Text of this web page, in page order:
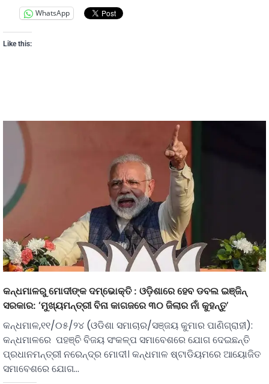
WhatsApp
Like this:
କନ୍ଧମାଳରୁ ମୋଦୀଙ୍କ ଦମ୍ଭୋକ୍ତି : ଓଡ଼ିଶାରେ ହେବ ଡବଲ ଇଞ୍ଜିନ୍‌‌
ସରକାର: ‘ମୁଖ୍ୟମନ୍ତ୍ରୀ ବିନା କାଗଜରେ ୩୦ ଜିଲାର ନାଁ କୁହନ୍ତୁ’
କନ୍ଧମାଳ,୧୧/୦୫/୨୪ (ଓଡିଶା ସମାଚାର/ସଞ୍ଜୟ କୁମାର ପାଣିଗ୍ରାହୀ):
କନ୍ଧମାଳରେ ପହଞ୍ଚି ବିଜୟ ସଂକଳ୍ପ ସମାବେଶରେ ଯୋଗ ଦେଇଛନ୍ତି
ପ୍ରଧାନମନ୍ତ୍ରୀ ନରେନ୍ଦ୍ର ମୋଦୀ। କନ୍ଧମାଳ ଷ୍ଟାଡିୟମରେ ଆୟୋଜିତ
ସମାବେଶରେ ଯୋଗ…